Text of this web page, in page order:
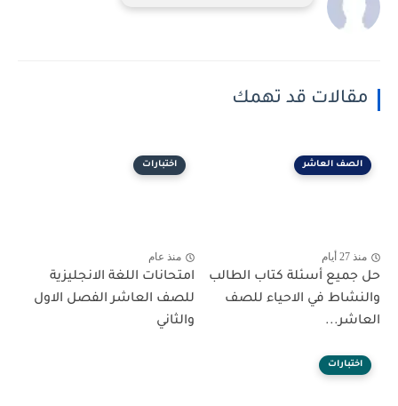
مقالات قد تهمك
الصف العاشر
منذ 27 أيام
حل جميع أسئلة كتاب الطالب
والنشاط في الاحياء للصف
العاشر...
اختبارات
منذ عام
امتحانات اللغة الانجليزية
للصف العاشر الفصل الاول
والثاني
اختبارات